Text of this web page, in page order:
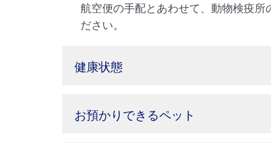
航空便の手配とあわせて、動物検疫
ださい。
健康状態
お預かりできるペット